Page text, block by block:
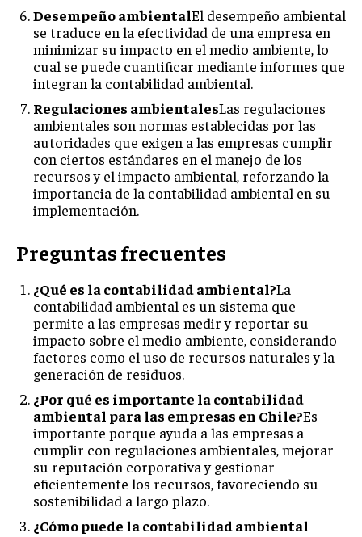
Desempeño ambientalEl desempeño ambiental
se traduce en la efectividad de una empresa en
minimizar su impacto en el medio ambiente, lo
cual se puede cuantificar mediante informes que
integran la contabilidad ambiental.
Regulaciones ambientalesLas regulaciones
ambientales son normas establecidas por las
autoridades que exigen a las empresas cumplir
con ciertos estándares en el manejo de los
recursos y el impacto ambiental, reforzando la
importancia de la contabilidad ambiental en su
implementación.
Preguntas frecuentes
¿Qué es la contabilidad ambiental?La
contabilidad ambiental es un sistema que
permite a las empresas medir y reportar su
impacto sobre el medio ambiente, considerando
factores como el uso de recursos naturales y la
generación de residuos.
¿Por qué es importante la contabilidad
ambiental para las empresas en Chile?Es
importante porque ayuda a las empresas a
cumplir con regulaciones ambientales, mejorar
su reputación corporativa y gestionar
eficientemente los recursos, favoreciendo su
sostenibilidad a largo plazo.
¿Cómo puede la contabilidad ambiental